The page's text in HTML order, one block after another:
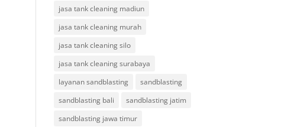
jasa tank cleaning madiun
jasa tank cleaning murah
jasa tank cleaning silo
jasa tank cleaning surabaya
layanan sandblasting
sandblasting
sandblasting bali
sandblasting jatim
sandblasting jawa timur